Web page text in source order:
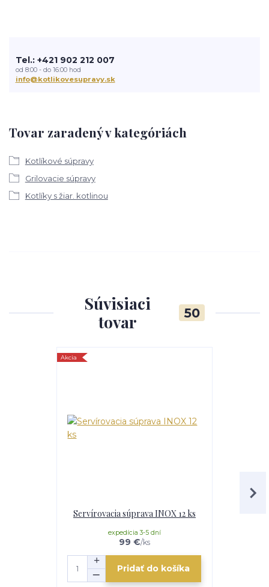
Tovar zaradený v kategóriách
Kotlíkové súpravy
Grilovacie súpravy
Kotlíky s žiar. kotlinou
Tel.: +421 902 212 007
od 8:00 - do 16:00 hod
info@kotlikovesupravy.sk
Súvisiaci
tovar
50
Akcia
Servírovacia súprava INOX 12 ks
99 €/ks
expedícia 3-5 dní
Pridať do košíka